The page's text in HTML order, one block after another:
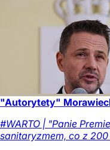
"Autorytety"
#WARTO | "Panie
sanitaryzmem, co z